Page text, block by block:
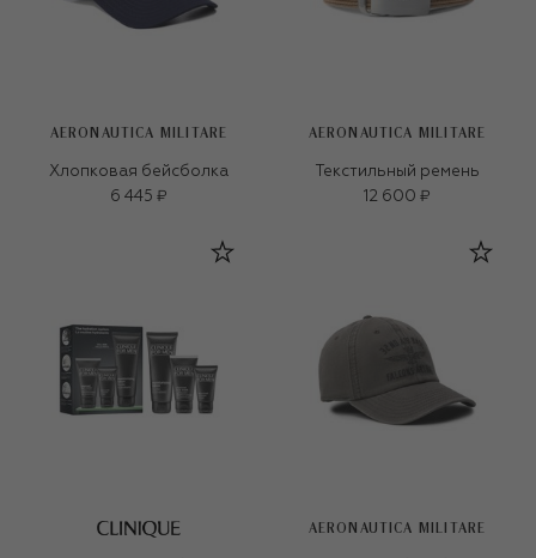
AERONAUTICA MILITARE
Хлопковая бейсболка
6 445 ₽
AERONAUTICA MILITARE
Текстильный ремень
12 600 ₽
AERONAUTICA MILITARE